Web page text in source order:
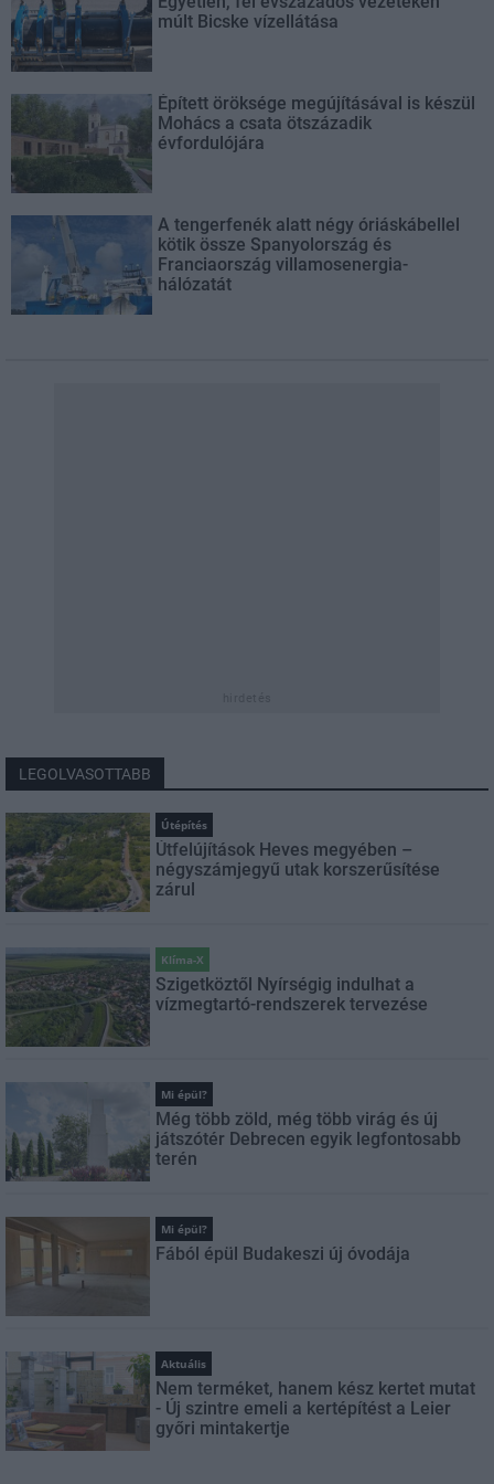
múlt Bicske vízellátása
Épített öröksége megújításával is készül
Mohács a csata ötszázadik
évfordulójára
A tengerfenék alatt négy óriáskábellel
kötik össze Spanyolország és
Franciaország villamosenergia-
hálózatát
LEGOLVASOTTABB
Útépítés
Útfelújítások Heves megyében –
négyszámjegyű utak korszerűsítése
zárul
Klíma-X
Szigetköztől Nyírségig indulhat a
vízmegtartó-rendszerek tervezése
Mi épül?
Még több zöld, még több virág és új
játszótér Debrecen egyik legfontosabb
terén
Mi épül?
Fából épül Budakeszi új óvodája
Aktuális
Nem terméket, hanem kész kertet mutat
- Új szintre emeli a kertépítést a Leier
győri mintakertje